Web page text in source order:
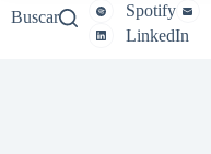
Buscar Spotify
LinkedIn